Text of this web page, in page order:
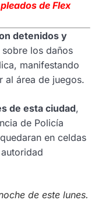
de Flex
detenidos y
sobre los daños
manifestando
al área de juegos.
de esta ciudad,
de Policía
en celdas
de este lunes.